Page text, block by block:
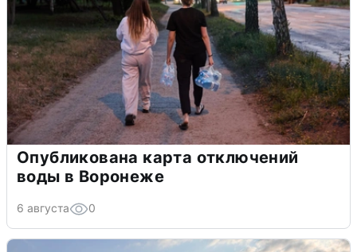
Опубликована карта отключений
воды в Воронеже
6 августа 0